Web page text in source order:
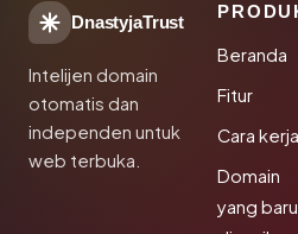
DnastyjaTrust
Intelijen domain
otomatis dan
independen untuk
web terbuka.
Beranda
Fitur
Cara kerja
Domain
yang baru